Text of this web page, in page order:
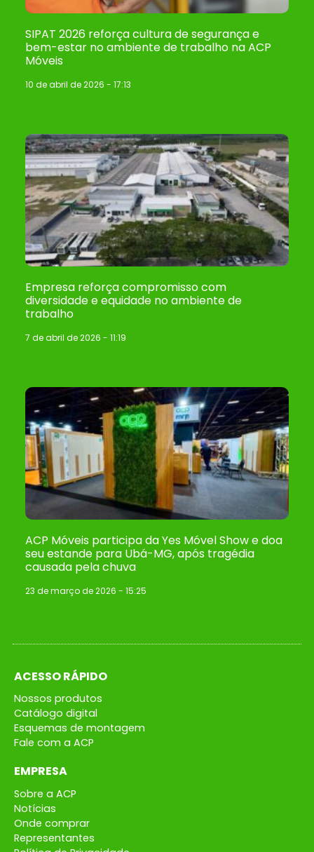
SIPAT 2026 reforça cultura de segurança e
bem-estar no ambiente de trabalho na ACP
Móveis
10 de abril de 2026 17:13
Empresa reforça compromisso com
diversidade e equidade no ambiente de
trabalho
7 de abril de 2026 11:19
ACP Móveis participa da Yes Móvel Show e doa
seu estande para Ubá-MG, após tragédia
causada pela chuva
23 de março de 2026 15:25
ACESSO RÁPIDO
Nossos produtos
Catálogo digital
Esquemas de montagem
Fale com a ACP
EMPRESA
Sobre a ACP
Notícias
Onde comprar
Representantes